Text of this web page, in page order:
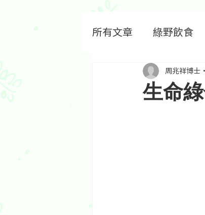
所有文章 綠野飲食
生命
周兆祥博士